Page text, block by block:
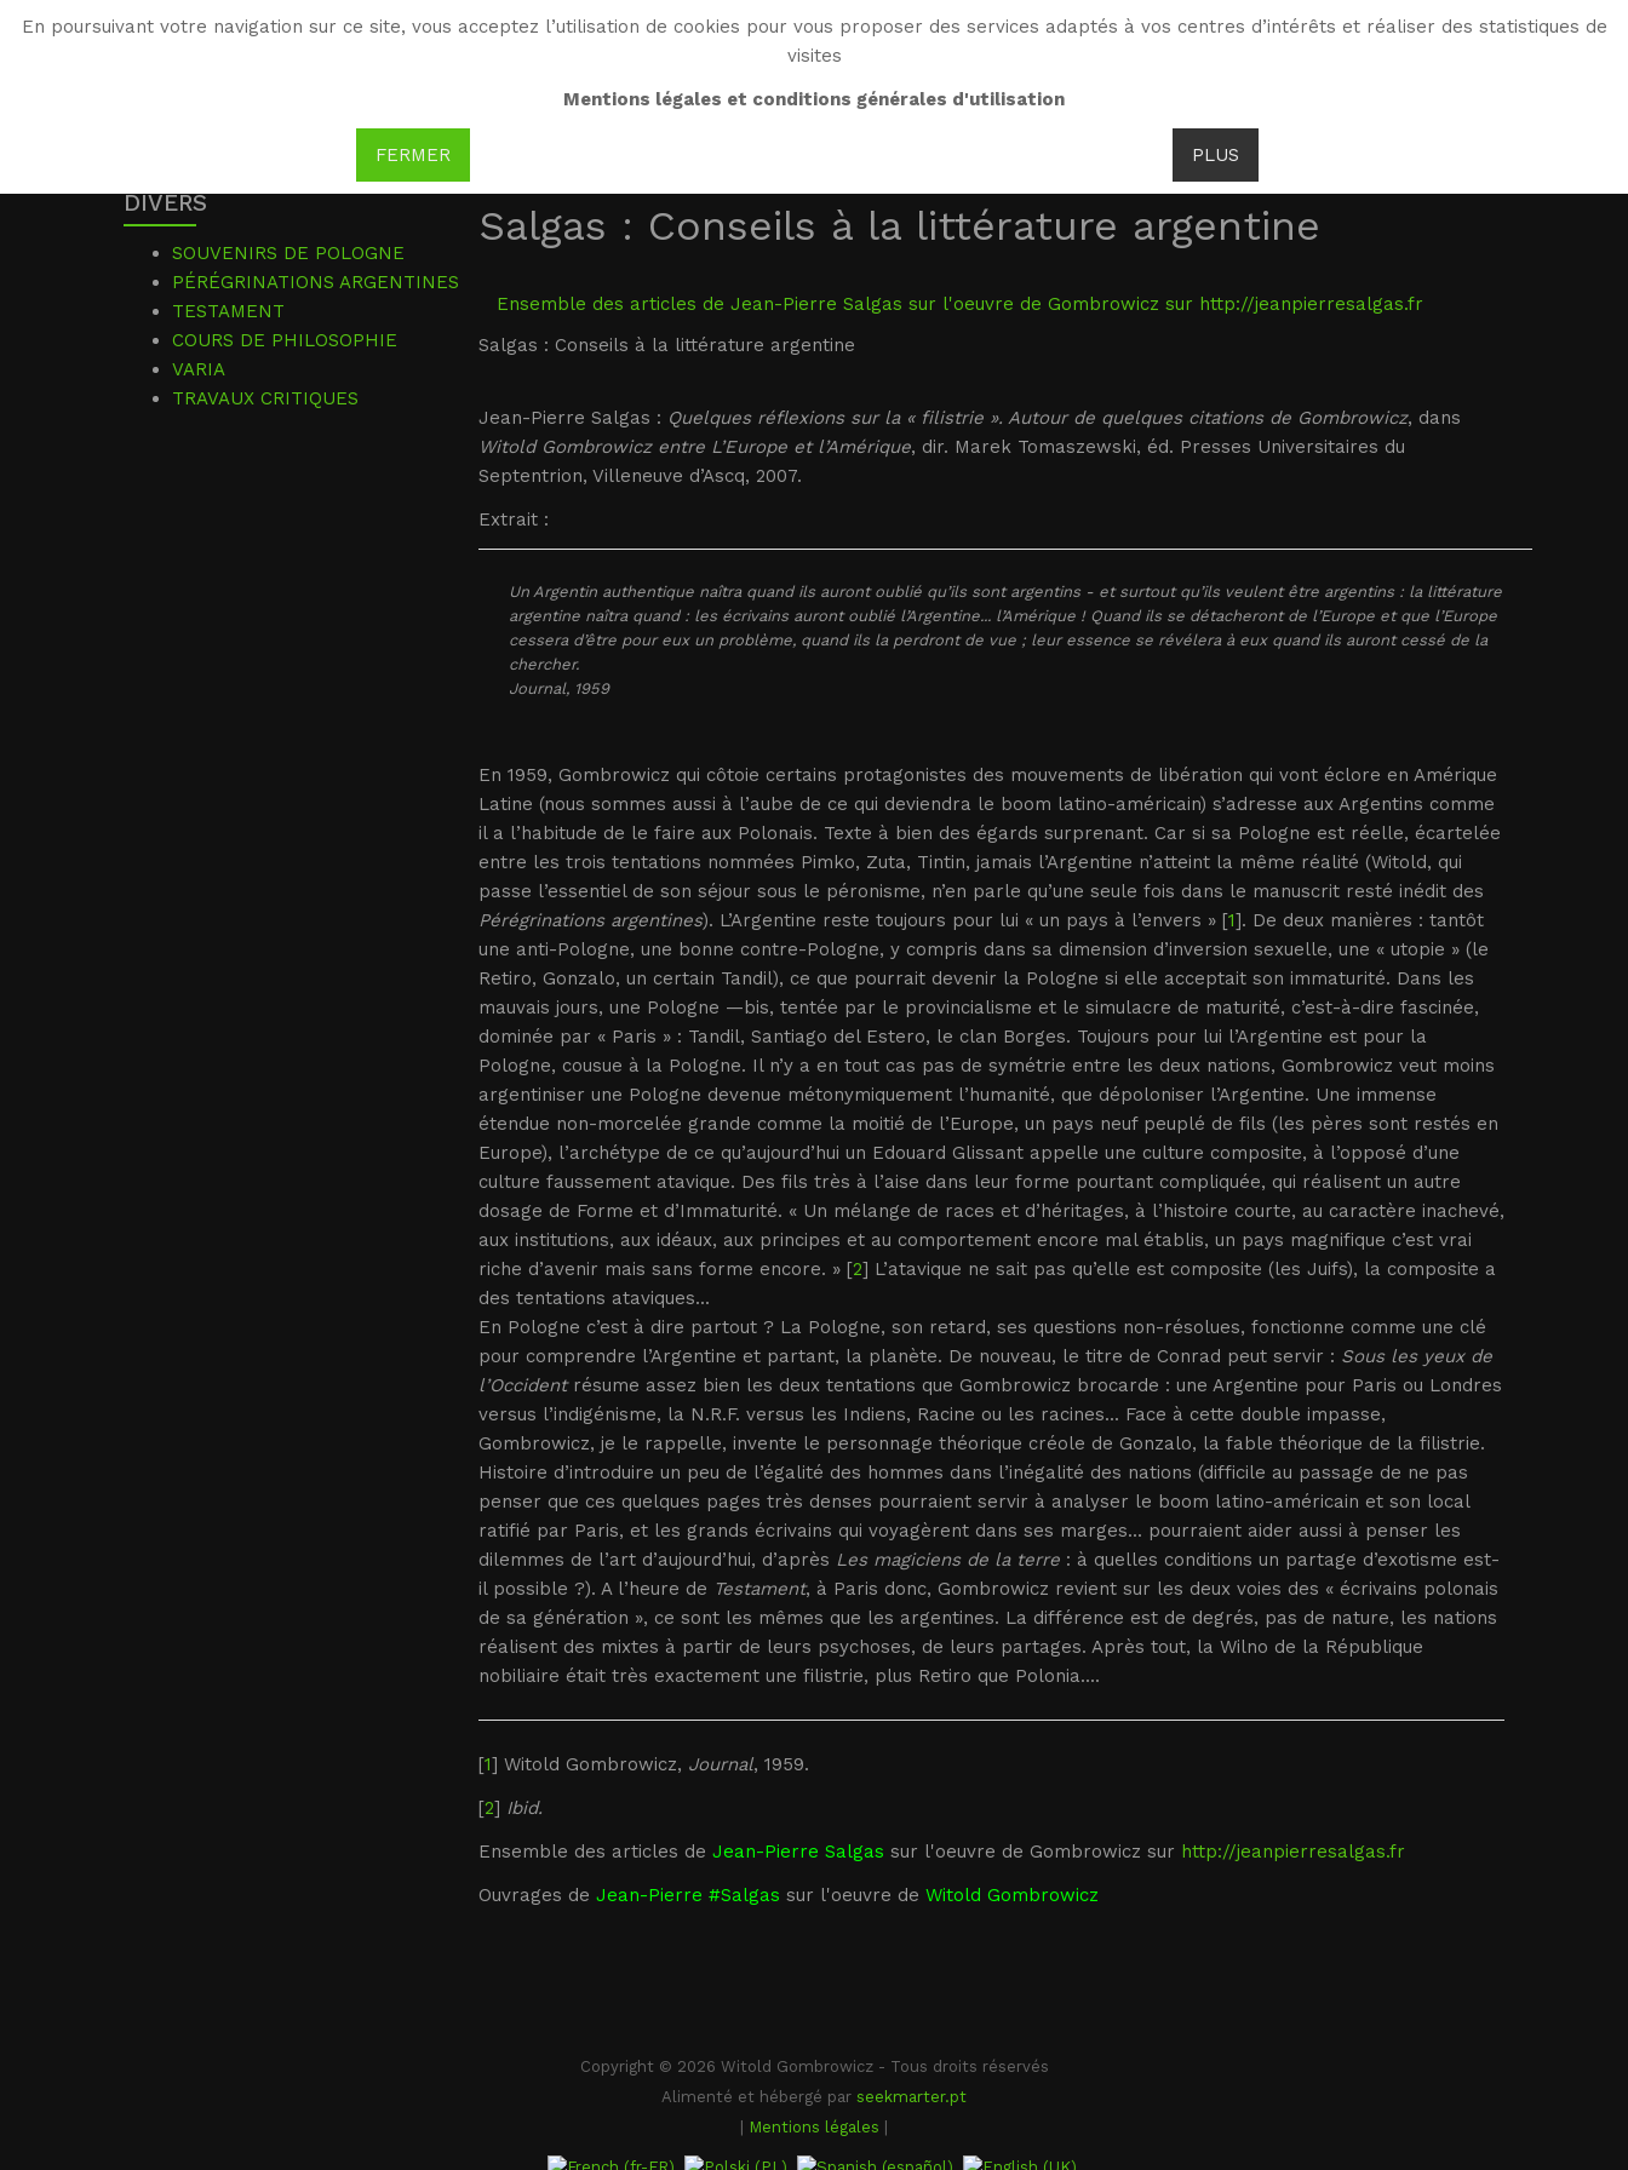
En poursuivant votre navigation sur ce site, vous acceptez l’utilisation de cookies pour vous proposer des services adaptés à vos centres d’intérêts et réaliser des statistiques de
visites
Mentions légales et conditions générales d'utilisation
FERMER PLUS
Salgas : Conseils à la littérature argentine
Ensemble des articles de Jean-Pierre Salgas sur l'oeuvre de Gombrowicz sur http://jeanpierresalgas.fr
Salgas : Conseils à la littérature argentine
Jean-Pierre Salgas : Quelques réflexions sur la « filistrie ». Autour de quelques citations de Gombrowicz, dans
Witold Gombrowicz entre L’Europe et l’Amérique, dir. Marek Tomaszewski, éd. Presses Universitaires du
Septentrion, Villeneuve d’Ascq, 2007.
Extrait :
Un Argentin authentique naîtra quand ils auront oublié qu’ils sont argentins - et surtout qu’ils veulent être argentins : la littérature
argentine naîtra quand : les écrivains auront oublié l’Argentine... l’Amérique ! Quand ils se détacheront de l’Europe et que l’Europe
cessera d’être pour eux un problème, quand ils la perdront de vue ; leur essence se révélera à eux quand ils auront cessé de la
chercher.
Journal, 1959
En 1959, Gombrowicz qui côtoie certains protagonistes des mouvements de libération qui vont éclore en Amérique
Latine (nous sommes aussi à l’aube de ce qui deviendra le boom latino-américain) s’adresse aux Argentins comme
il a l’habitude de le faire aux Polonais. Texte à bien des égards surprenant. Car si sa Pologne est réelle, écartelée
entre les trois tentations nommées Pimko, Zuta, Tintin, jamais l’Argentine n’atteint la même réalité (Witold, qui
passe l’essentiel de son séjour sous le péronisme, n’en parle qu’une seule fois dans le manuscrit resté inédit des
Pérégrinations argentines). L’Argentine reste toujours pour lui « un pays à l’envers » [1]. De deux manières : tantôt
une anti-Pologne, une bonne contre-Pologne, y compris dans sa dimension d’inversion sexuelle, une « utopie » (le
Retiro, Gonzalo, un certain Tandil), ce que pourrait devenir la Pologne si elle acceptait son immaturité. Dans les
mauvais jours, une Pologne —bis, tentée par le provincialisme et le simulacre de maturité, c’est-à-dire fascinée,
dominée par « Paris » : Tandil, Santiago del Estero, le clan Borges. Toujours pour lui l’Argentine est pour la
Pologne, cousue à la Pologne. Il n’y a en tout cas pas de symétrie entre les deux nations, Gombrowicz veut moins
argentiniser une Pologne devenue métonymiquement l’humanité, que dépoloniser l’Argentine. Une immense
étendue non-morcelée grande comme la moitié de l’Europe, un pays neuf peuplé de fils (les pères sont restés en
Europe), l’archétype de ce qu’aujourd’hui un Edouard Glissant appelle une culture composite, à l’opposé d’une
culture faussement atavique. Des fils très à l’aise dans leur forme pourtant compliquée, qui réalisent un autre
dosage de Forme et d’Immaturité. « Un mélange de races et d’héritages, à l’histoire courte, au caractère inachevé,
aux institutions, aux idéaux, aux principes et au comportement encore mal établis, un pays magnifique c’est vrai
riche d’avenir mais sans forme encore. » [2] L’atavique ne sait pas qu’elle est composite (les Juifs), la composite a
des tentations ataviques...
En Pologne c’est à dire partout ? La Pologne, son retard, ses questions non-résolues, fonctionne comme une clé
pour comprendre l’Argentine et partant, la planète. De nouveau, le titre de Conrad peut servir : Sous les yeux de
l’Occidentrésume assez bien les deux tentations que Gombrowicz brocarde : une Argentine pour Paris ou Londres
versus l’indigénisme, la N.R.F. versus les Indiens, Racine ou les racines... Face à cette double impasse,
Gombrowicz, je le rappelle, invente le personnage théorique créole de Gonzalo, la fable théorique de la filistrie.
Histoire d’introduire un peu de l’égalité des hommes dans l’inégalité des nations (difficile au passage de ne pas
penser que ces quelques pages très denses pourraient servir à analyser le boom latino-américain et son local
ratifié par Paris, et les grands écrivains qui voyagèrent dans ses marges... pourraient aider aussi à penser les
dilemmes de l’art d’aujourd’hui, d’après Les magiciens de la terre: à quelles conditions un partage d’exotisme est-
il possible ?). A l’heure de Testament, à Paris donc, Gombrowicz revient sur les deux voies des « écrivains polonais
de sa génération », ce sont les mêmes que les argentines. La différence est de degrés, pas de nature, les nations
réalisent des mixtes à partir de leurs psychoses, de leurs partages. Après tout, la Wilno de la République
nobiliaire était très exactement une filistrie, plus Retiro que Polonia....
[1] Witold Gombrowicz, Journal, 1959.
[2] Ibid.
Ensemble des articles de Jean-Pierre Salgas sur l'oeuvre de Gombrowicz sur http://jeanpierresalgas.fr
Ouvrages de Jean-Pierre #Salgas sur l'oeuvre de Witold Gombrowicz
DIVERS
SOUVENIRS DE POLOGNE
PÉRÉGRINATIONS ARGENTINES
TESTAMENT
COURS DE PHILOSOPHIE
VARIA
TRAVAUX CRITIQUES
Copyright © 2026 Witold Gombrowicz - Tous droits réservés
Alimenté et hébergé par seekmarter.pt
Mentions légales